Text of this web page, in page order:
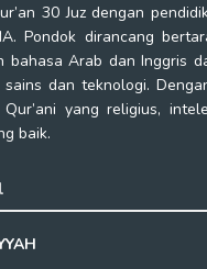
30 Juz dengan
Pondok dirancang
bahasa Arab dan Inggris
dan teknologi.
yang religius,
baik.